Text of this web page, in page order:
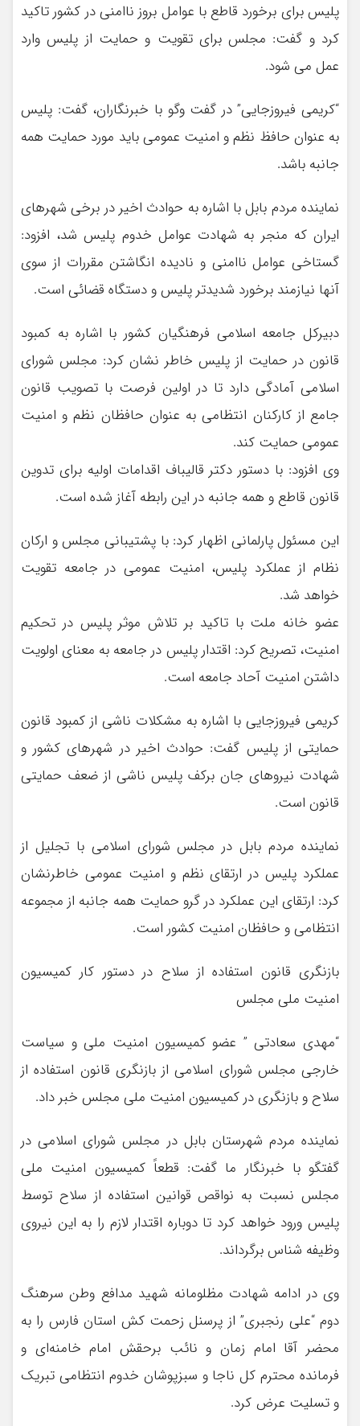
پلیس برای برخورد قاطع با عوامل بروز ناامنی در کشور تاکید
کرد و گفت: مجلس برای تقویت و حمایت از پلیس وارد
عمل می شود.
“کریمی فیروزجایی” در گفت وگو با خبرنگاران، گفت: پلیس
به عنوان حافظ نظم و امنیت عمومی باید مورد حمایت همه
جانبه باشد.
نماینده مردم بابل با اشاره به حوادث اخیر در برخی شهرهای
ایران که منجر به شهادت عوامل خدوم پلیس شد، افزود:
گستاخی عوامل ناامنی و نادیده انگاشتن مقررات از سوی
آنها نیازمند برخورد شدیدتر پلیس و دستگاه قضائی است.
دبیرکل جامعه اسلامی فرهنگیان کشور با اشاره به کمبود
قانون در حمایت از پلیس خاطر نشان کرد: مجلس شورای
اسلامی آمادگی دارد تا در اولین فرصت با تصویب قانون
جامع از کارکنان انتظامی به عنوان حافظان نظم و امنیت
عمومی حمایت کند.
وی افزود: با دستور دکتر قالیباف اقدامات اولیه برای تدوین
قانون قاطع و همه جانبه در این رابطه آغاز شده است.
این مسئول پارلمانی اظهار کرد: با پشتیبانی مجلس و ارکان
نظام از عملکرد پلیس، امنیت عمومی در جامعه تقویت
خواهد شد.
عضو خانه ملت با تاکید بر تلاش موثر پلیس در تحکیم
امنیت، تصریح کرد: اقتدار پلیس در جامعه به معنای اولویت
داشتن امنیت آحاد جامعه است.
کریمی فیروزجایی با اشاره به مشکلات ناشی از کمبود قانون
حمایتی از پلیس گفت: حوادث اخیر در شهرهای کشور و
شهادت نیروهای جان برکف پلیس ناشی از ضعف حمایتی
قانون است.
نماینده مردم بابل در مجلس شورای اسلامی با تجلیل از
عملکرد پلیس در ارتقای نظم و امنیت عمومی خاطرنشان
کرد: ارتقای این عملکرد در گرو حمایت همه جانبه از مجموعه
انتظامی و حافظان امنیت کشور است.
بازنگری قانون استفاده از سلاح در دستور کار کمیسیون
امنیت ملی مجلس
“مهدی سعادتی ” عضو کمیسیون امنیت ملی و سیاست
خارجی مجلس شورای اسلامی از بازنگری قانون استفاده از
سلاح و بازنگری در کمیسیون امنیت ملی مجلس خبر داد.
نماینده مردم شهرستان بابل در مجلس شورای اسلامی در
گفتگو با خبرنگار ما گفت: قطعاً کمیسیون امنیت ملی
مجلس نسبت به نواقص قوانین استفاده از سلاح توسط
پلیس ورود خواهد کرد تا دوباره اقتدار لازم را به این نیروی
وظیفه شناس برگرداند.
وی در ادامه شهادت مظلومانه شهید مدافع وطن سرهنگ
دوم “علی رنجبری” از پرسنل زحمت کش استان فارس را به
محضر آقا امام زمان و نائب برحقش امام خامنه‌ای و
فرمانده محترم کل ناجا و سبزپوشان خدوم انتظامی تبریک
و تسلیت عرض کرد.